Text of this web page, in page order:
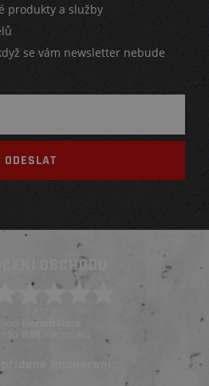
produkty a služby
se vám newsletter nebude
OBCHODU
ElementStore
přidané hodnocení::